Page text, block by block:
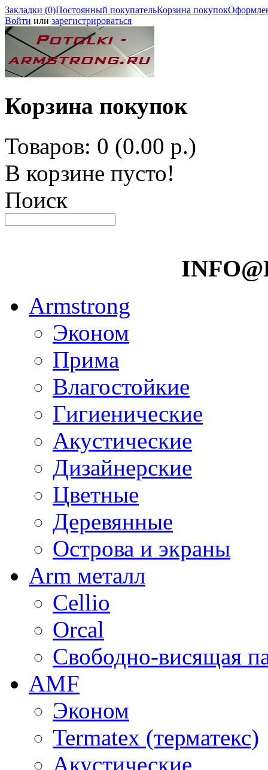
Закладки (0)Постоянный покупательКорзина покупок
Войти или зарегистрироваться
Корзина покупок
Товаров: 0 (0.00 р.)
В корзине пусто!
Поиск
Armstrong
Эконом
Прима
Влагостойкие
Гигиенические
Акустические
Дизайнерские
Цветные
Деревянные
Острова и экраны
Arm металл
Cellio
Orcal
Свободно-висящая
AMF
Эконом
Termatex (терматекс)
Акустические